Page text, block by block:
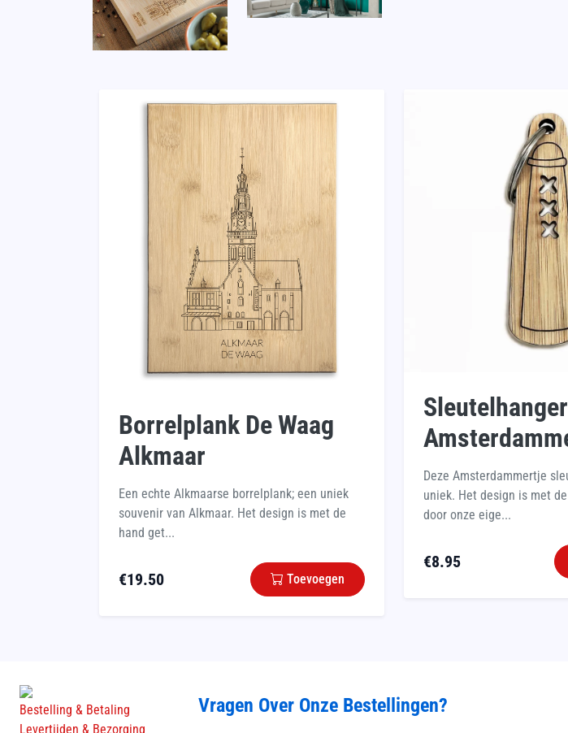
Borrelplank De Waag
Alkmaar
Een echte Alkmaarse borrelplank; een uniek
souvenir van Alkmaar. Het design is met de
hand get...
€19.50 Toevoegen
Sleutelhanger
Deze Amsterdammertje
uniek. Het design is met
door onze eige...
€8.95
Bestelling & Betaling
Levertijden & Bezorging
Vragen Over Onze Bestellingen?